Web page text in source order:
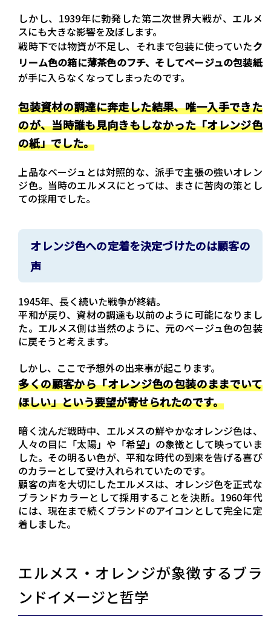
しかし、1939年に勃発した第二次世界大戦が、エルメ
スにも大きな影響を及ぼします。
戦時下では物資が不足し、それまで包装に使っていたク
リーム色の箱に薄茶色のフチ、そしてベージュの包装紙
が手に入らなくなってしまったのです。
包装資材の調達に奔走した結果、唯一入手できた
のが、当時誰も見向きもしなかった「オレンジ色
の紙」でした。
上品なベージュとは対照的な、派手で主張の強いオレン
ジ色。当時のエルメスにとっては、まさに苦肉の策とし
ての採用でした。
オレンジ色への定着を決定づけたのは顧客の
声
1945年、長く続いた戦争が終結。
平和が戻り、資材の調達も以前のように可能になりまし
た。エルメス側は当然のように、元のベージュ色の包装
に戻そうと考えます。
しかし、ここで予想外の出来事が起こります。
多くの顧客から「オレンジ色の包装のままでいて
ほしい」という要望が寄せられたのです。
暗く沈んだ戦時中、エルメスの鮮やかなオレンジ色は、
人々の目に「太陽」や「希望」の象徴として映っていま
した。その明るい色が、平和な時代の到来を告げる喜び
のカラーとして受け入れられていたのです。
顧客の声を大切にしたエルメスは、オレンジ色を正式な
ブランドカラーとして採用することを決断。1960年代
には、現在まで続くブランドのアイコンとして完全に定
着しました。
エルメス・オレンジが象徴するブラ
ンドイメージと哲学